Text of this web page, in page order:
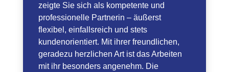
zeigte Sie sich als kompetente und
professionelle Partnerin – äußerst
flexibel, einfallsreich und stets
kundenorientiert. Mit ihrer freundlichen,
geradezu herzlichen Art ist das Arbeiten
mit ihr besonders angenehm. Die